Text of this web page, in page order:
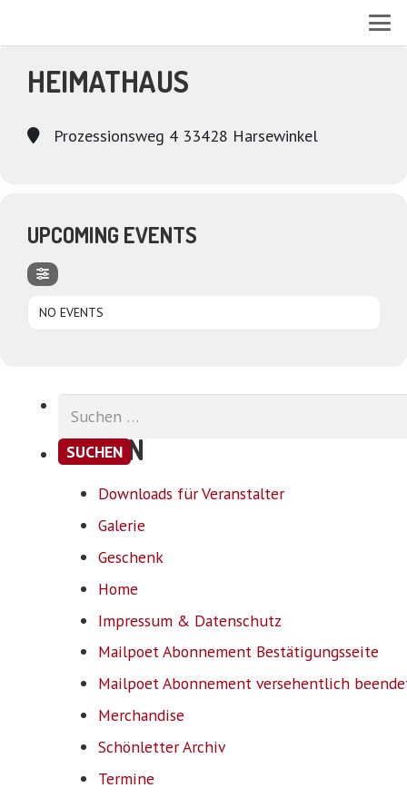
HEIMATHAUS
Prozessionsweg 4 33428 Harsewinkel
UPCOMING EVENTS
NO EVENTS
nach:
SEITEN
Downloads für Veranstalter
Galerie
Geschenk
Home
Impressum & Datenschutz
Mailpoet Abonnement Bestätigungsseite
Mailpoet Abonnement versehentlich
Merchandise
Schönletter Archiv
Termine